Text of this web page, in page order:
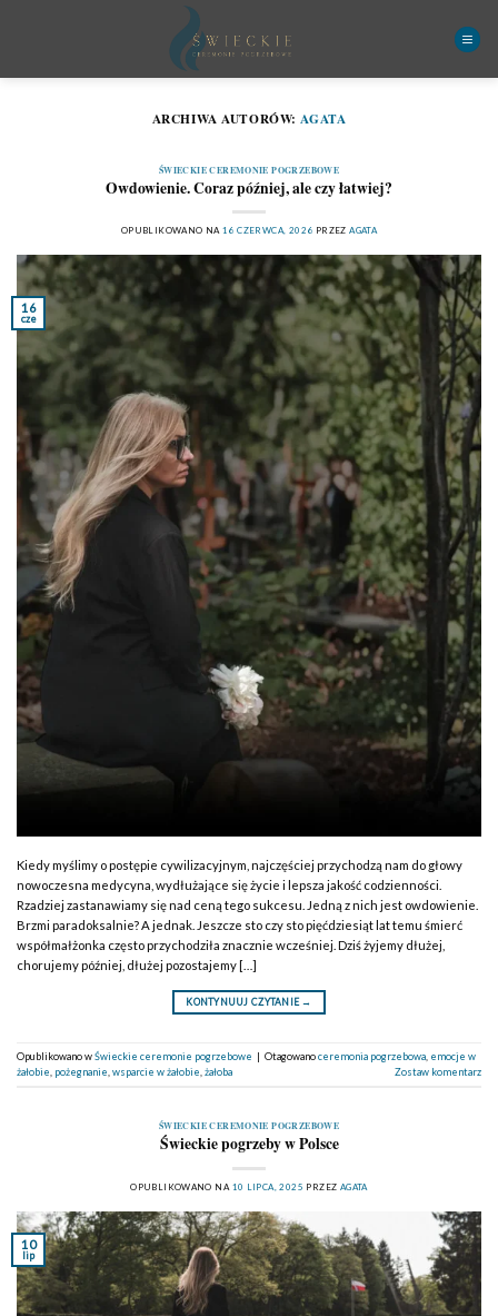
ARCHIWA AUTORÓW:AGATA
ŚWIECKIE CEREMONIE POGRZEBOWE
Owdowienie. Coraz później, ale czy łatwiej?
OPUBLIKOWANO NA16 CZERWCA, 2026 PRZEZAGATA
16
cze
Kiedy myślimy o postępie cywilizacyjnym, najczęściej przychodzą nam do głowy
nowoczesna medycyna, wydłużające się życie i lepsza jakość codzienności.
Rzadziej zastanawiamy się nad ceną tego sukcesu. Jedną z nich jest owdowienie.
Brzmi paradoksalnie? A jednak. Jeszcze sto czy sto pięćdziesiąt lat temu śmierć
współmałżonka często przychodziła znacznie wcześniej. Dziś żyjemy dłużej,
chorujemy później, dłużej pozostajemy […]
KONTYNUUJ CZYTANIE →
Opublikowano wŚwieckie ceremonie pogrzebowe | Otagowanoceremonia pogrzebowa emocje w
żałobie pożegnanie wsparcie w żałobie żałoba Zostaw komentarz
ŚWIECKIE CEREMONIE POGRZEBOWE
Świeckie pogrzeby w Polsce
OPUBLIKOWANO NA 10 LIPCA, 2025 PRZEZ AGATA
10
lip